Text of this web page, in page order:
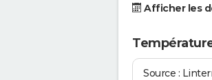
Afficher les
Source :